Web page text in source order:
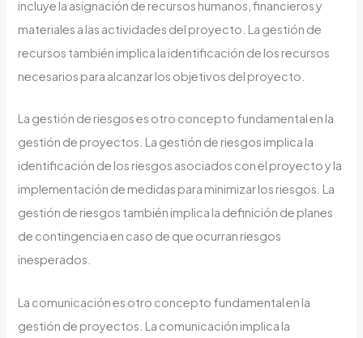
incluye la asignación de recursos humanos, financieros y
materiales a las actividades del proyecto. La gestión de
recursos también implica la identificación de los recursos
necesarios para alcanzar los objetivos del proyecto.
La gestión de riesgos es otro concepto fundamental en la
gestión de proyectos. La gestión de riesgos implica la
identificación de los riesgos asociados con el proyecto y la
implementación de medidas para minimizar los riesgos. La
gestión de riesgos también implica la definición de planes
de contingencia en caso de que ocurran riesgos
inesperados.
La comunicación es otro concepto fundamental en la
gestión de proyectos. La comunicación implica la